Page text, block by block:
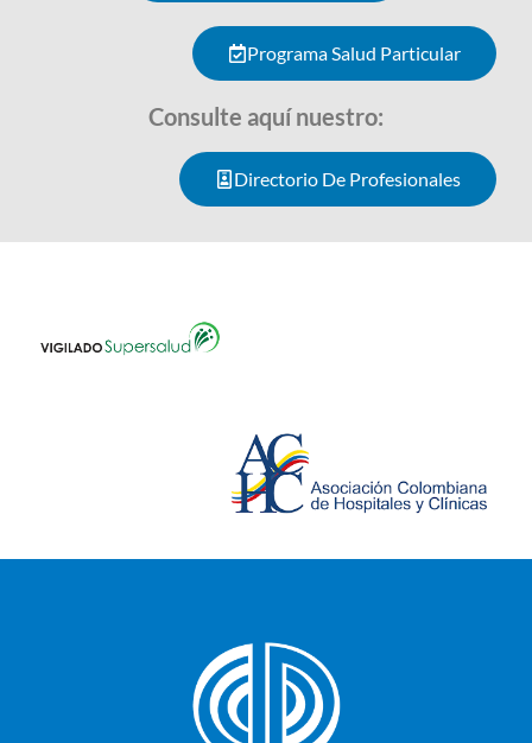
Programa Salud Particular
Consulte aquí nuestro:
Directorio De Profesionales